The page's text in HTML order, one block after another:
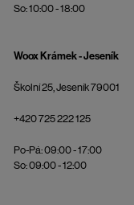
So: 10:00 - 18:00
Woox Krámek - Jeseník
Školní 25, Jeseník 79001
+420 725 222 125
Po-Pá: 09:00 - 17:00
So: 09:00 - 12:00